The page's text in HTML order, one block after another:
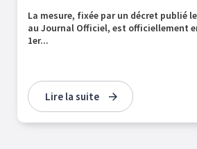
La mesure, fixée par un décret publié
au Journal Officiel, est officiellement
1er...
Lire la suite